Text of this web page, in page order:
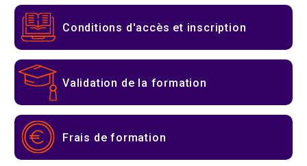
Conditions d'accès et inscription
Validation de la formation
Frais de formation